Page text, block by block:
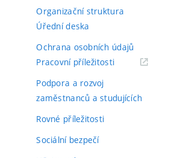
Organizační struktura
Úřední deska
Ochrana osobních údajů
Pracovní příležitosti(externí
Podpora a rozvoj
zaměstnanců a studujících
Rovné příležitosti
Sociální bezpečí